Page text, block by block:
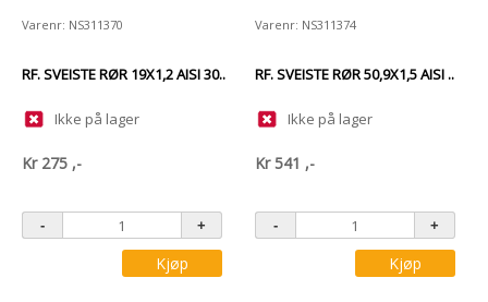
Varenr: NS311370
RF. SVEISTE RØR 19X1,2 AISI 30..
Ikke på lager
Kr 275 ,-
Kjøp
Varenr: NS311374
RF. SVEISTE RØR 50,9X1,5 AISI ..
Ikke på lager
Kr541 ,-
Kjøp